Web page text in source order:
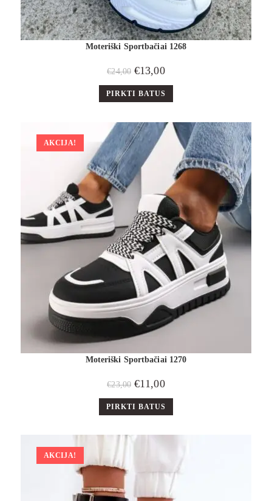
Moteriški Sportbačiai 1268
€24,00 €13,00
PIRKTI BATUS
AKCIJA!
Moteriški Sportbačiai 1270
€23,00 €11,00
PIRKTI BATUS
AKCIJA!